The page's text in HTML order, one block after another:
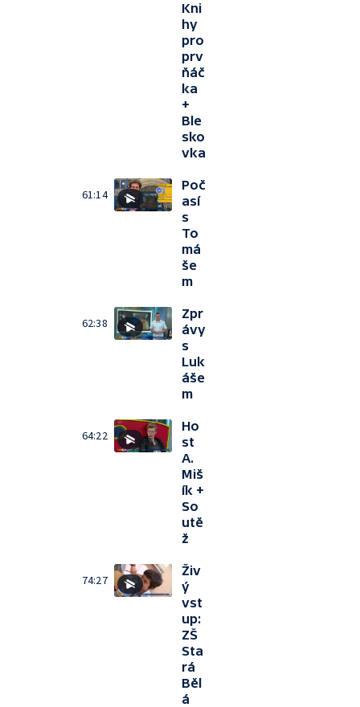
Kni
hy
pro
prv
ňáč
ka
+
Ble
sko
vka
61:14
Poč
así
s
To
má
še
m
62:38
Zpr
ávy
s
Luk
áše
m
64:22
Ho
st
A.
Miš
ík +
So
utě
ž
74:27
Živ
ý
vst
up:
ZŠ
Sta
rá
Běl
á